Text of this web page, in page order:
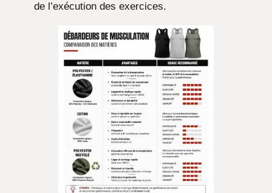
de l’exécution des exercices.